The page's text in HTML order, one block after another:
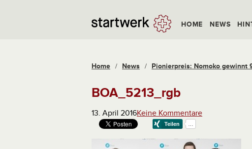
HOME NEWS
Home / News / Pionierpreis: Nomoko gewinnt
BOA_5213_rgb
13. April 2016Keine Kommentare